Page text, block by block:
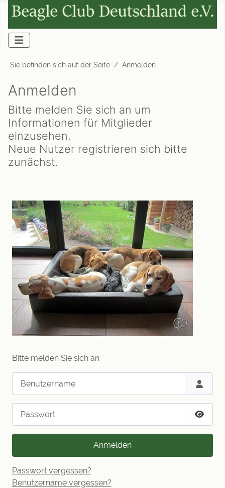
Sie befinden sich auf der Seite Anmelden
Anmelden
Bitte melden Sie sich an um
Informationen für Mitglieder
einzusehen.
Neue Nutzer registrieren sich bitte
zunächst.
Bitte melden Sie sich an
Anmelden
Passwort vergessen?
Benutzername vergessen?